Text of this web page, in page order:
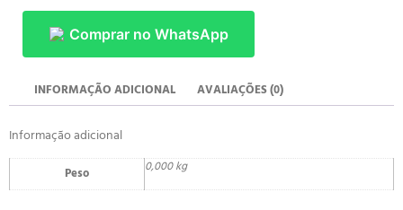
Comprar no WhatsApp
INFORMAÇÃO ADICIONAL AVALIAÇÕES (0)
Informação adicional
Peso 0,000 kg